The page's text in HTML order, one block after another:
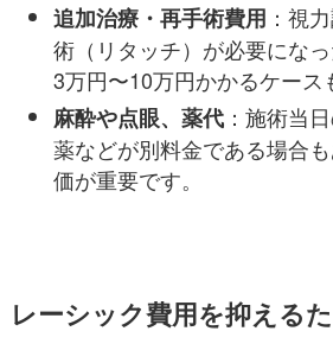
追加治療・再手術費用 ：視
術（リタッチ）が必要にな
3万円〜10万円かかるケース
麻酔や点眼、薬代：施術当
薬などが別料金である場合
価が重要です。
レーシック費用を抑える